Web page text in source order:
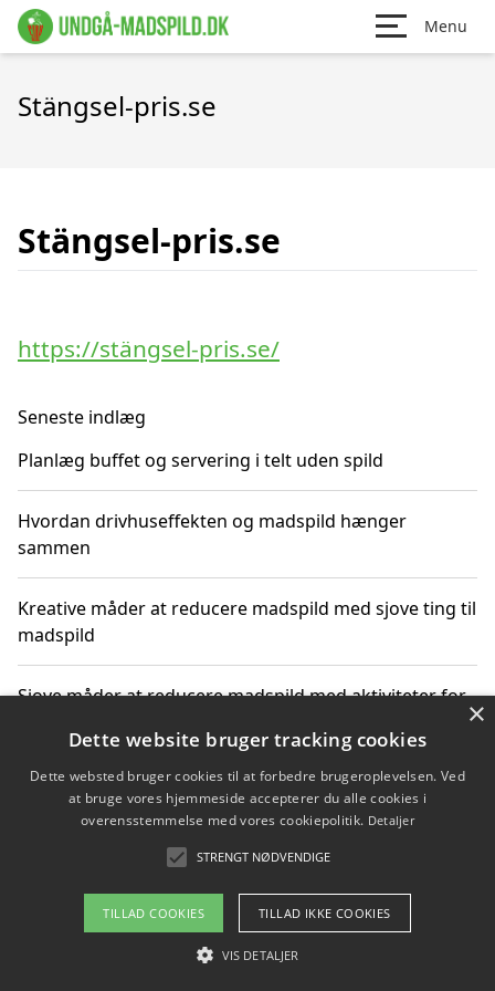
Menu
Stängsel-pris.se
Stängsel-pris.se
https://stängsel-pris.se/
Seneste indlæg
Planlæg buffet og servering i telt uden spild
Hvordan drivhuseffekten og madspild hænger
sammen
Kreative måder at reducere madspild med sjove ting til
madspild
Sjove måder at reducere madspild med aktiviteter for
Hvor finder jeg nemme måltidskasser i Vejle
Om / kontakt
Blog Betingelser
×
Dette website bruger tracking cookies
Dette websted bruger cookies til at forbedre brugeroplevelsen. Ved
at bruge vores hjemmeside accepterer du alle cookies i
overensstemmelse med vores cookiepolitik. Detaljer
STRENGT NØDVENDIGE
TILLAD COOKIES TILLAD IKKE COOKIES
VIS DETALJER